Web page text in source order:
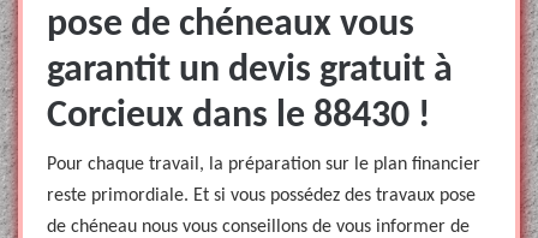
pose de chéneaux vous
garantit un devis gratuit à
Corcieux dans le 88430 !
Pour chaque travail, la préparation sur le plan financier
reste primordiale. Et si vous possédez des travaux pose
de chéneau nous vous conseillons de vous informer de